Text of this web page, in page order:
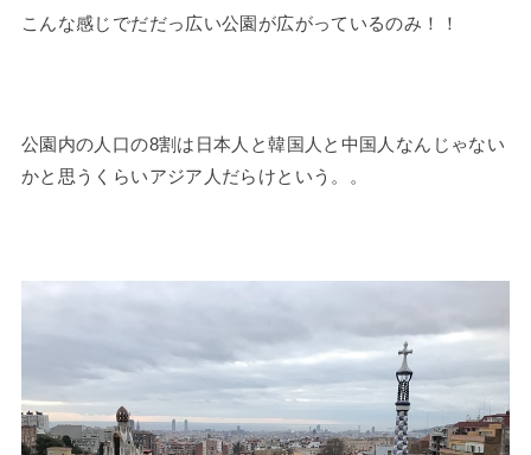
こんな感じでだだっ広い公園が広がっているのみ！！
公園内の人口の8割は日本人と韓国人と中国人なんじゃない
かと思うくらいアジア人だらけという。。